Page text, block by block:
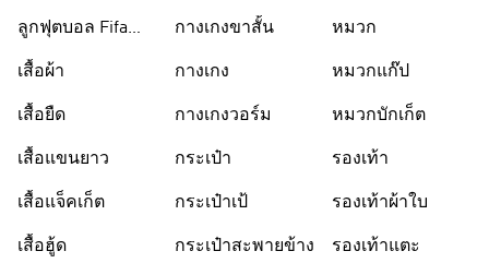
ลูกฟุตบอล Fifa
เสื้อผ้า
เสื้อยืด
เสื้อแขนยาว
เสื้อแจ็คเก็ต
เสื้อฮู้ด
กางเกงขาสั้น
กางเกง
กางเกงวอร์ม
กระเป๋า
กระเป๋าเป้
กระเป๋าสะพายข้าง
หมวก
หมวกแก๊ป
หมวกบักเก็ต
รองเท้า
รองเท้าผ้าใบ
รองเท้าแตะ